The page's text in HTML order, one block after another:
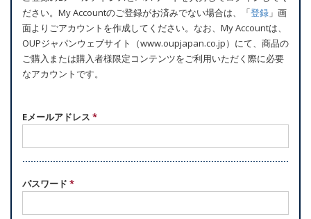
マ
リ
ー
タ
ブ
ださい。My Accountのご登録がお済みでない場合は、「登録 」画
面よりごアカウントを作成してください。なお、My Accountは、
OUPジャパンウェブサイト（www.oupjapan.co.jp）にて、商品の
ご購入または購入者様限定コンテンツをご利用いただく際に必要
なアカウントです。
Eメールアドレス *
パスワード *